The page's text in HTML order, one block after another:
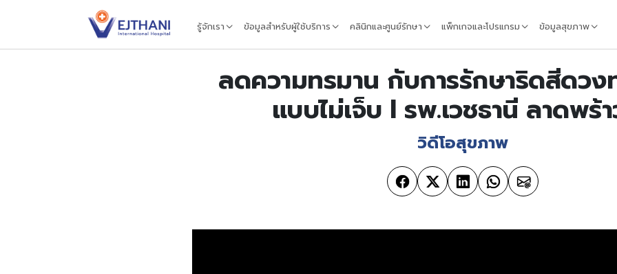
รู้จักเรา ข้อมูลสำหรับผู้ใช้บริการ คลินิกและศูนย์รักษา แพ็กเกจและโปรแกรม ข้อมูลสุขภาพ
ลดความทรมาน กับการรักษาริดสีดวง
แบบไม่เจ็บ l รพ.เวชธานี ลาดพร้า
วิดีโอสุขภาพ